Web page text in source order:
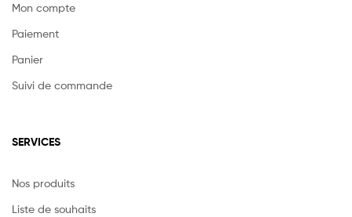
Mon compte
Paiement
Panier
Suivi de commande
SERVICES
Nos produits
Liste de souhaits